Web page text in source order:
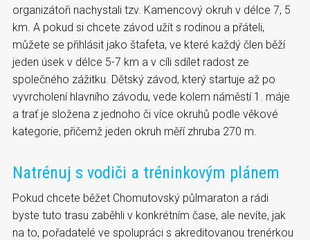
organizátoři nachystali tzv. Kamencový okruh v délce 7, 5
km. A pokud si chcete závod užít s rodinou a přáteli,
můžete se přihlásit jako štafeta, ve které každý člen běží
jeden úsek v délce 5-7 km a v cíli sdílet radost ze
společného zážitku. Dětský závod, který startuje až po
vyvrcholení hlavního závodu, vede kolem náměstí 1. máje
a trať je složena z jednoho či více okruhů podle věkové
kategorie, přičemž jeden okruh měří zhruba 270 m.
Natrénuj s vodiči a tréninkovým plánem
Pokud chcete běžet Chomutovský půlmaraton a rádi
byste tuto trasu zaběhli v konkrétním čase, ale nevíte, jak
na to, pořadatelé ve spolupráci s akreditovanou trenérkou